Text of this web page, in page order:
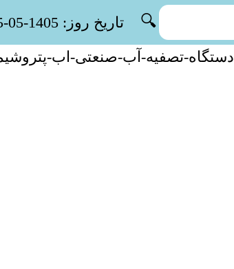
🔍 تاریخ روز: 1405-05-15
دستگاه-تصفیه-آب-صنعتی-اب-